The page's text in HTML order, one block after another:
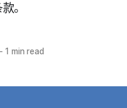
。
1 min read